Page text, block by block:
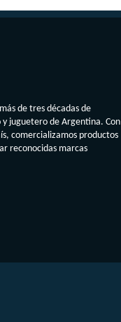
de tres décadas de
juguetero de Argentina. Con
comercializamos productos
reconocidas marcas